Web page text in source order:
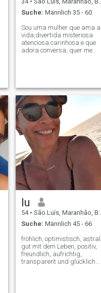
Suche: Männlich 35 - 60
Sou uma mulher que ama a
vida,divertida misteriosa
atenciosa carinhosa e que
adora conversa, quer me
lu
54 • São Luís, Maranhão, Brasilien
Suche: Männlich 45 - 66
fröhlich, optimistisch, astral,
gut mit dem Leben, positiv,
freundlich, aufrichtig,
transparent und glücklich